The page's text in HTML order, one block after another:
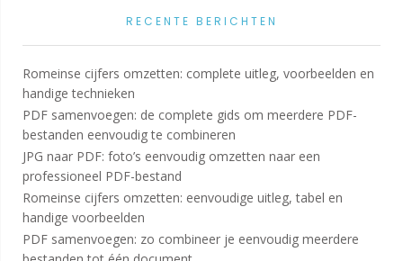
RECENTE BERICHTEN
Romeinse cijfers omzetten: complete uitleg, voorbeelden en
handige technieken
PDF samenvoegen: de complete gids om meerdere PDF-
bestanden eenvoudig te combineren
JPG naar PDF: foto’s eenvoudig omzetten naar een
professioneel PDF-bestand
Romeinse cijfers omzetten: eenvoudige uitleg, tabel en
handige voorbeelden
PDF samenvoegen: zo combineer je eenvoudig meerdere